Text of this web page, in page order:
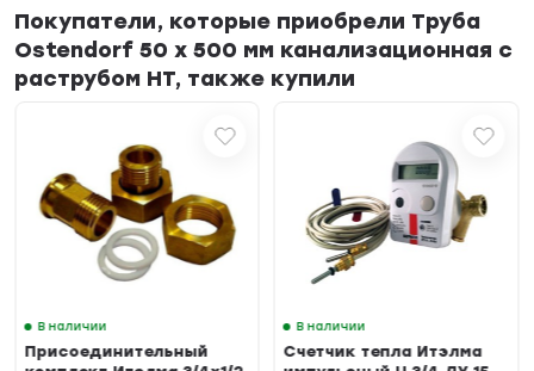
Покупатели, которые приобрели Труба
Ostendorf 50 х 500 мм канализационная с
раструбом HT, также купили
В наличии
Присоединительный
В наличии
Счетчик тепла Итэлма